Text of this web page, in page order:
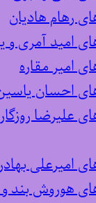
رهام هادیان
امید آمری
امیر مقاره
احسان
علیرضا
امیرعلی
هوروش بند